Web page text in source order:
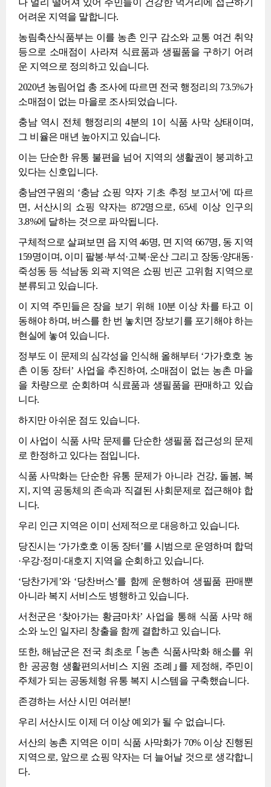
나 멀리 떨어져 있어 주민들이 건강한 먹거리에 접근하기
어려운 지역을 말합니다.
농림축산식품부는 이를 농촌 인구 감소와 교통 여건 취약
등으로 소매점이 사라져 식료품과 생필품을 구하기 어려
운 지역으로 정의하고 있습니다.
2020년 농림어업 총 조사에 따르면 전국 행정리의 73.5%가
소매점이 없는 마을로 조사되었습니다.
충남 역시 전체 행정리의 4분의 1이 식품 사막 상태이며,
그 비율은 매년 높아지고 있습니다.
이는 단순한 유통 불편을 넘어 지역의 생활권이 붕괴하고
있다는 신호입니다.
충남연구원의 ‘충남 쇼핑 약자 기초 추정 보고서’에 따르
면, 서산시의 쇼핑 약자는 872명으로, 65세 이상 인구의
3.8%에 달하는 것으로 파악됩니다.
구체적으로 살펴보면 읍 지역 46명, 면 지역 667명, 동 지역
159명이며, 이미 팔봉·부석·고북·운산 그리고 장동·양대동·
죽성동 등 석남동 외곽 지역은 쇼핑 빈곤 고위험 지역으로
분류되고 있습니다.
이 지역 주민들은 장을 보기 위해 10분 이상 차를 타고 이
동해야 하며, 버스를 한 번 놓치면 장보기를 포기해야 하는
현실에 놓여 있습니다.
정부도 이 문제의 심각성을 인식해 올해부터 ‘가가호호 농
촌 이동 장터’ 사업을 추진하여, 소매점이 없는 농촌 마을
을 차량으로 순회하며 식료품과 생필품을 판매하고 있습
니다.
하지만 아쉬운 점도 있습니다.
이 사업이 식품 사막 문제를 단순한 생필품 접근성의 문제
로 한정하고 있다는 점입니다.
식품 사막화는 단순한 유통 문제가 아니라 건강, 돌봄, 복
지, 지역 공동체의 존속과 직결된 사회문제로 접근해야 합
니다.
우리 인근 지역은 이미 선제적으로 대응하고 있습니다.
당진시는 ‘가가호호 이동 장터’를 시범으로 운영하며 합덕
·우강·정미·대호지 지역을 순회하고 있습니다.
‘당찬가게’와 ‘당찬버스’를 함께 운행하여 생필품 판매뿐
아니라 복지 서비스도 병행하고 있습니다.
서천군은 ‘찾아가는 황금마차’ 사업을 통해 식품 사막 해
소와 노인 일자리 창출을 함께 결합하고 있습니다.
또한, 해남군은 전국 최초로 ｢농촌 식품사막화 해소를 위
한 공공형 생활편의서비스 지원 조례｣를 제정해, 주민이
주체가 되는 공동체형 유통 복지 시스템을 구축했습니다.
존경하는 서산 시민 여러분!
우리 서산시도 이제 더 이상 예외가 될 수 없습니다.
서산의 농촌 지역은 이미 식품 사막화가 70% 이상 진행된
지역으로, 앞으로 쇼핑 약자는 더 늘어날 것으로 생각합니
다.